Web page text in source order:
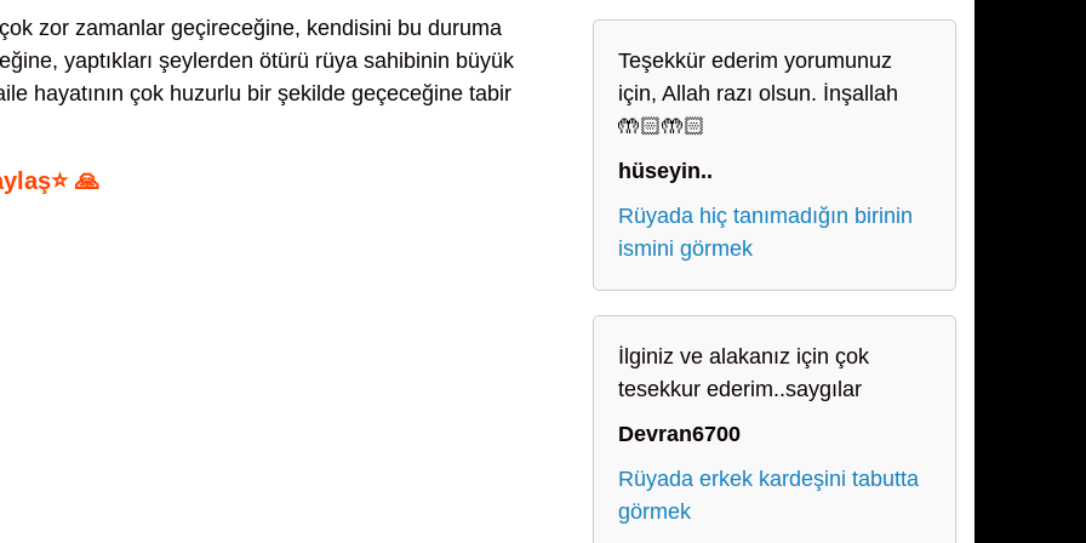
zor zamanlar geçireceğine, kendisini bu duruma
yaptıkları şeylerden ötürü rüya sahibinin büyük
hayatının çok huzurlu bir şekilde geçeceğine tabir
🙏
Teşekkür ederim yorumunuz
için, Allah razı olsun. İnşallah
🤲🏻🤲🏻
hüseyin..
Rüyada hiç tanımadığın birinin
ismini görmek
İlginiz ve alakanız için çok
tesekkur ederim..saygılar
Devran6700
Rüyada erkek kardeşini tabutta
görmek